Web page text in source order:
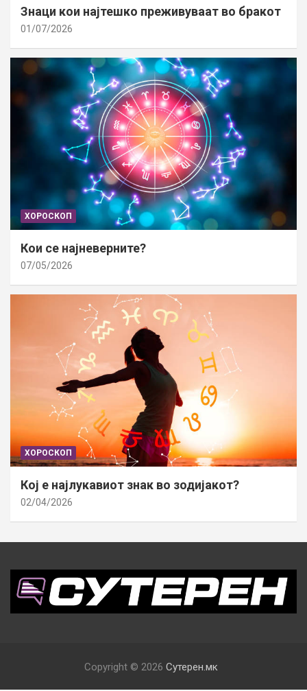
Знаци кои најтешко преживуваат во бракот
01/07/2026
ХОРОСКОП
Кои се најневерните?
07/05/2026
ХОРОСКОП
Кој е најлукавиот знак во зодијакот?
02/04/2026
Copyright © 2026 Сутерен.мк